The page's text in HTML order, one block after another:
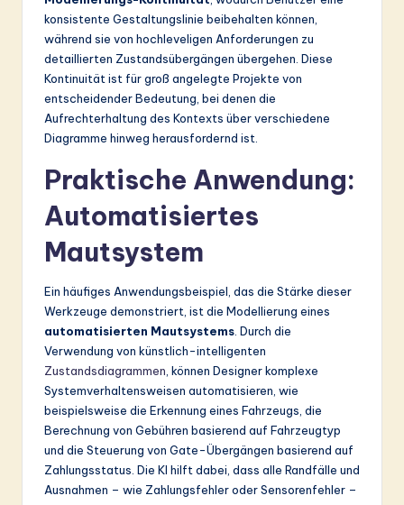
konsistente Gestaltungslinie beibehalten können,
während sie von hochleveligen Anforderungen zu
detaillierten Zustandsübergängen übergehen. Diese
Kontinuität ist für groß angelegte Projekte von
entscheidender Bedeutung, bei denen die
Aufrechterhaltung des Kontexts über verschiedene
Diagramme hinweg herausfordernd ist.
Praktische Anwendung:
Automatisiertes
Mautsystem
Ein häufiges Anwendungsbeispiel, das die Stärke dieser
Werkzeuge demonstriert, ist die Modellierung eines
automatisierten Mautsystems . Durch die
Verwendung von künstlich-intelligenten
Zustandsdiagrammen , können Designer komplexe
Systemverhaltensweisen automatisieren, wie
beispielsweise die Erkennung eines Fahrzeugs, die
Berechnung von Gebühren basierend auf Fahrzeugtyp
und die Steuerung von Gate-Übergängen basierend auf
Zahlungsstatus. Die KI hilft dabei, dass alle Randfälle und
Ausnahmen – wie Zahlungsfehler oder Sensorenfehler –